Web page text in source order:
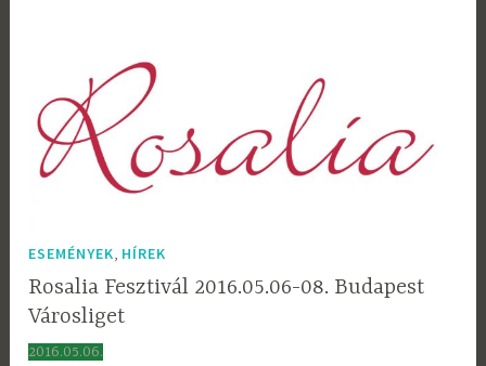
ESEMÉNYEK, HÍREK
Rosalia Fesztivál 2016.05.06-08. Budapest
Városliget
2016.05.06.